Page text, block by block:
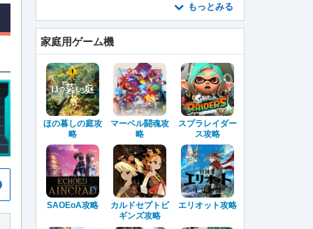
もっとみる
家庭用ゲーム機
ほの暮しの庭攻
略
マーベル闘魂攻
略
スプラレイダー
ス攻略
SAOEoA攻略
カルドセプトビ
ギンズ攻略
エリオット攻略